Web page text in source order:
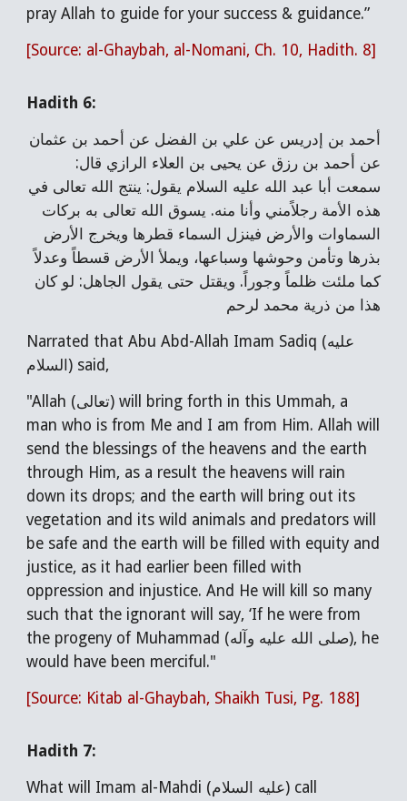
pray Allah to guide for your success & guidance.”
[Source: al-Ghaybah, al-Nomani, Ch. 10, Hadith. 8]
Hadith 6:
أحمد بن إدريس عن علي بن الفضل عن أحمد بن عثمان
عن أحمد بن رزق عن يحيى بن العلاء الرازي قال:
سمعت أبا عبد الله عليه السلام يقول: ينتج الله تعالى في
هذه الأمة رجلاًمني وأنا منه. يسوق الله تعالى به بركات
السماوات والأرض فينزل السماء قطرها ويخرج الأرض
بذرها وتأمن وحوشها وسباعها، ويملأ الأرض قسطاً وعدلاً
كما ملئت ظلماً وجوراً. ويقتل حتى يقول الجاهل: لو كان
هذا من ذرية محمد لرحم
Narrated that Abu Abd-Allah Imam Sadiq (عليه
السلام) said,
"Allah (تعالى) will bring forth in this Ummah, a
man who is from Me and I am from Him. Allah will
send the blessings of the heavens and the earth
through Him, as a result the heavens will rain
down its drops; and the earth will bring out its
vegetation and its wild animals and predators will
be safe and the earth will be filled with equity and
justice, as it had earlier been filled with
oppression and injustice. And He will kill so many
such that the ignorant will say, ‘If he were from
the progeny of Muhammad (صلى الله عليه وآله), he
would have been merciful."
[Source: Kitab al-Ghaybah, Shaikh Tusi, Pg. 188]
Hadith 7:
What will Imam al-Mahdi (عليه السلام) call